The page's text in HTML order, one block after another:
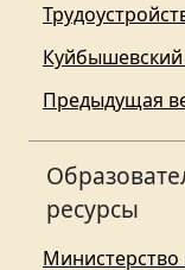
Предыдущая
ресурсы